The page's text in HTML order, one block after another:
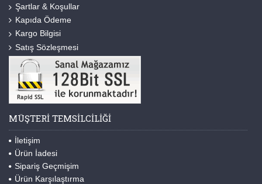
Şartlar & Koşullar
Kapıda Ödeme
Kargo Bilgisi
Satış Sözleşmesi
MÜŞTERI TEMSILCILIĞI
İletişim
Ürün İadesi
Sipariş Geçmişim
Ürün Karşılaştırma